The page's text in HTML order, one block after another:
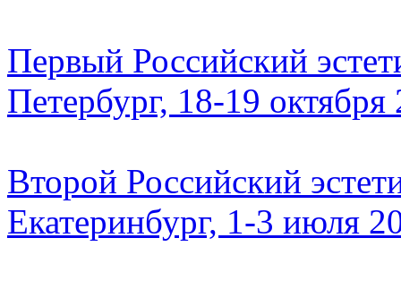
Первый Российский
Петербург, 18-19 октября
Второй Российский
Екатеринбург, 1-3 июля